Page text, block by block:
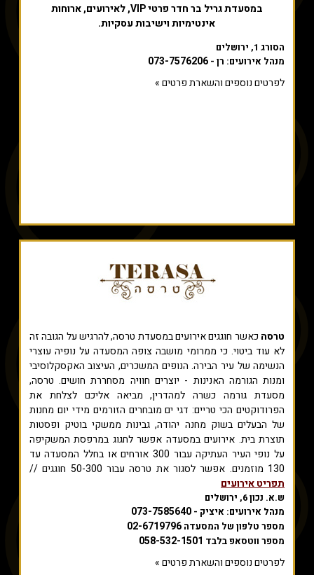
במסעדת גריל בר חדר פרטי VIP, לאירועים, ארוחות
אינטימיות וישיבות עסקיות.
הסורג 1, ירושלים
מנהל אירועים: רן - 073-7576206
לפרטים נוספים והשארת פרטים »
טרסה כאשר חוגגים אירועים במסעדת טרסה, להרגיש על הגובה זה
לא עוד ביטוי. כי ממרומי מושבה צופה המסעדה על נופיה עוצרי
הנשימה של עיר הבירה. הנופים המשכרים, העיצוב האקסקלוסיבי
ומנות הגורמה האנינות - יוצרים חוויה מסחררת חושים. טרסה,
מסעדת גורמה כשרה למהדרין, מביאה אליכם לצלחת את
הפרודוקטים הכי טריים: דגי ים מובחרים הזורמים מידי יום מחנות
של הבעלים בשוק מחנה יהודה, גבינות ממשקי בוטיק ופסטות
תוצרת בית. אירועים במסעדה אפשר לחגוג במרפסת המשקיפה
על נופי העיר העתיקה עבור 300 אורחים או בחלל המסעדה עד
130 מוזמנים. אפשר לסגור את טרסה עבור 50-300 חוגגים //
תפריט אירועים
ש.א. נכון 6, ירושלים
מנהל אירועים: איציק - 073-7585640
מספר טלפון של המסעדה 02-6719796
מספר ווטסאפ בלבד 058-532-1501
לפרטים נוספים והשארת פרטים »